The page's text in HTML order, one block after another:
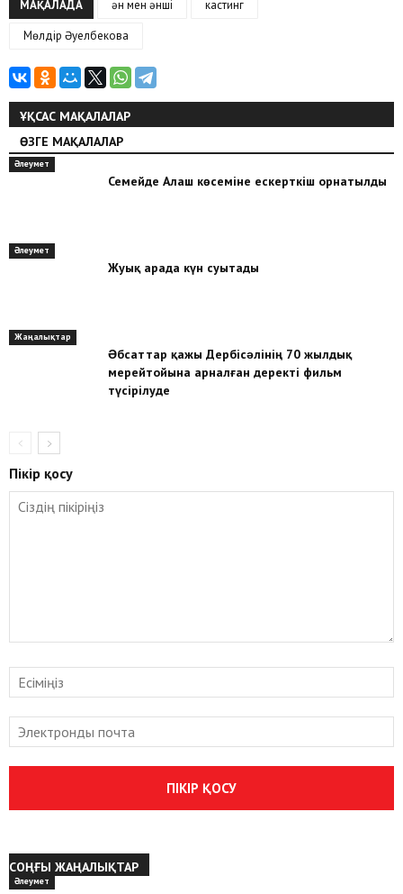
МАҚАЛАДА ән мен әнші
кастинг
Мөлдір Әуелбекова
ҰҚСАС МАҚАЛАЛАР
ӨЗГЕ МАҚАЛАЛАР
Әлеумет
Семейде Алаш көсеміне ескерткіш орнатылды
Әлеумет
Жуық арада күн суытады
Жаңалықтар
Əбсаттар қажы Дербісəлінің 70 жылдық
мерейтойына арналған деректі фильм
түсірілуде
Пікір қосу
СОҢҒЫ ЖАҢАЛЫҚТАР
Әлеумет